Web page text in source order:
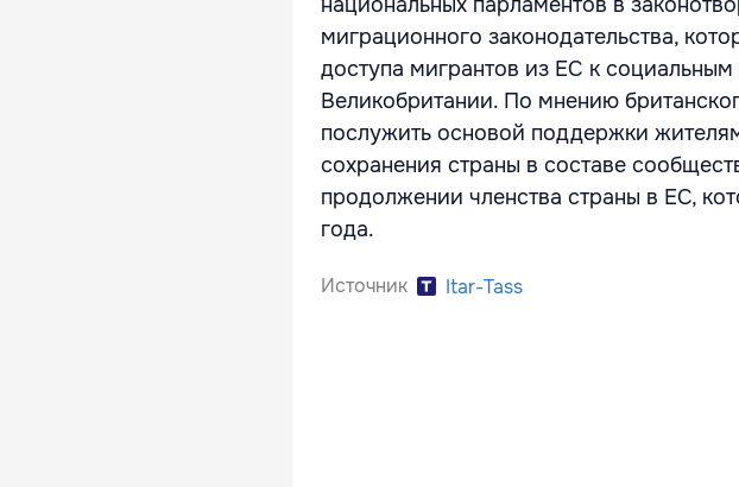
национальных парламентов в
миграционного законодательства,
доступа мигрантов из ЕС к
Великобритании. По мнению
послужить основой поддержки
сохранения страны в составе
продолжении членства страны в ЕС,
года.
Источник Itar-Tass